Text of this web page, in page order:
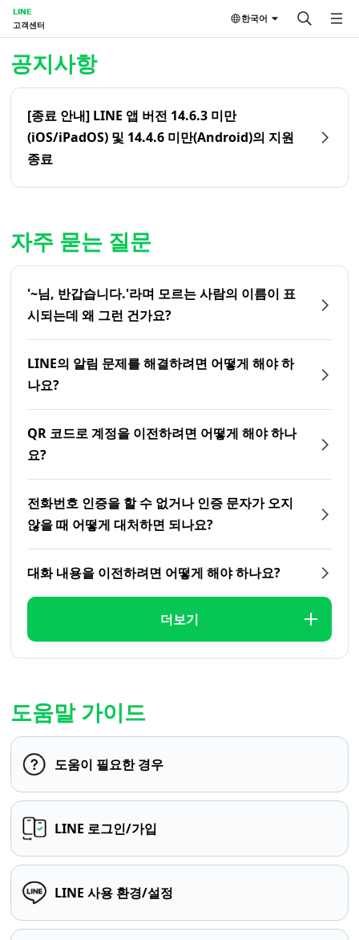
LINE
고객센터
한국어
공지사항
[종료 안내] LINE 앱 버전 14.6.3 미만
(iOS/iPadOS) 및 14.4.6 미만(Android)의 지원
종료
자주 묻는 질문
'~님, 반갑습니다.'라며 모르는 사람의 이름이 표
시되는데 왜 그런 건가요?
LINE의 알림 문제를 해결하려면 어떻게 해야 하
나요?
QR 코드로 계정을 이전하려면 어떻게 해야 하나
요?
전화번호 인증을 할 수 없거나 인증 문자가 오지
않을 때 어떻게 대처하면 되나요?
대화 내용을 이전하려면 어떻게 해야 하나요?
더보기
도움말 가이드
도움이 필요한 경우
LINE 로그인/가입
LINE 사용 환경/설정